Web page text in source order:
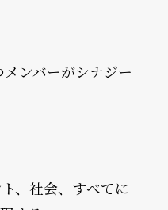
バーがシナジー
社会、すべてに